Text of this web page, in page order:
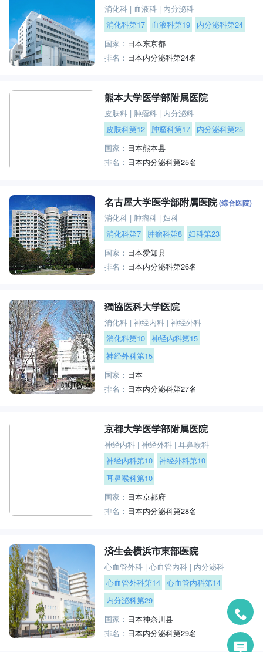
消化科 | 血液科 | 内分泌科
消化科第17
血液科第19
内分泌科第24
国家： 日本东京都
排名： 日本内分泌科第24名
熊本大学医学部附属医院
皮肤科 | 肿瘤科 | 内分泌科
皮肤科第12
肿瘤科第17
内分泌科第25
国家： 日本熊本县
排名： 日本内分泌科第25名
名古屋大学医学部附属医院(综合医院)
消化科 | 肿瘤科 |妇科
消化科第7
肿瘤科第8 妇科第23
国家： 日本爱知县
排名： 日本内分泌科第26名
獨協医科大学医院
消化科 |神经内科 |神经外科
消化科第10 神经内科第15
神经外科第15
国家： 日本
排名： 日本内分泌科第27名
京都大学医学部附属医院
神经内科 |神经外科 |耳鼻喉科
神经内科第10 神经外科第10
耳鼻喉科第10
国家： 日本京都府
排名： 日本内分泌科第28名
済生会横浜市東部医院
心血管外科 |心血管内科 | 内分泌科
心血管外科第14 心血管内科第14
内分泌科第29
国家： 日本神奈川县
排名： 日本内分泌科第29名